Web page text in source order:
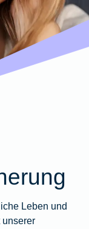
Leben und
unserer